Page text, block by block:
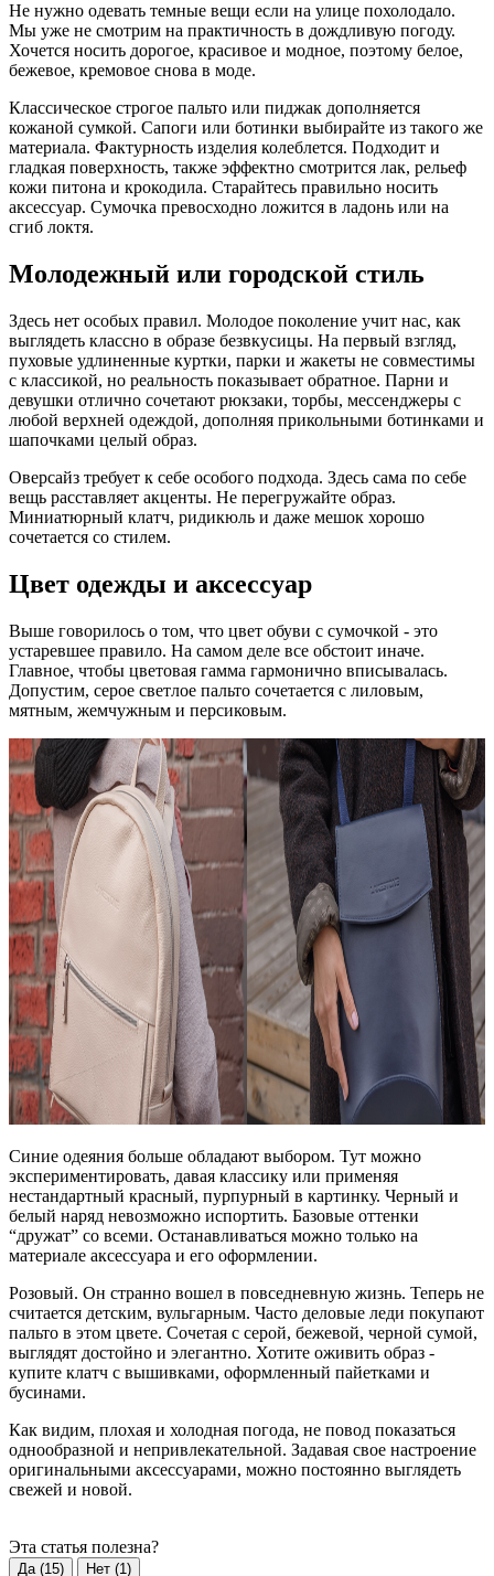
Не нужно одевать темные вещи если на улице похолодало.
Мы уже не смотрим на практичность в дождливую погоду.
Хочется носить дорогое, красивое и модное, поэтому белое,
бежевое, кремовое снова в моде.
Классическое строгое пальто или пиджак дополняется
кожаной сумкой. Сапоги или ботинки выбирайте из такого же
материала. Фактурность изделия колеблется. Подходит и
гладкая поверхность, также эффектно смотрится лак, рельеф
кожи питона и крокодила. Старайтесь правильно носить
аксессуар. Сумочка превосходно ложится в ладонь или на
сгиб локтя.
Молодежный или городской стиль
Здесь нет особых правил. Молодое поколение учит нас, как
выглядеть классно в образе безвкусицы. На первый взгляд,
пуховые удлиненные куртки, парки и жакеты не совместимы
с классикой, но реальность показывает обратное. Парни и
девушки отлично сочетают рюкзаки, торбы, мессенджеры с
любой верхней одеждой, дополняя прикольными ботинками и
шапочками целый образ.
Оверсайз требует к себе особого подхода. Здесь сама по себе
вещь расставляет акценты. Не перегружайте образ.
Миниатюрный клатч, ридикюль и даже мешок хорошо
сочетается со стилем.
Цвет одежды и аксессуар
Выше говорилось о том, что цвет обуви с сумочкой - это
устаревшее правило. На самом деле все обстоит иначе.
Главное, чтобы цветовая гамма гармонично вписывалась.
Допустим, серое светлое пальто сочетается с лиловым,
мятным, жемчужным и персиковым.
Синие одеяния больше обладают выбором. Тут можно
экспериментировать, давая классику или применяя
нестандартный красный, пурпурный в картинку. Черный и
белый наряд невозможно испортить. Базовые оттенки
“дружат” со всеми. Останавливаться можно только на
материале аксессуара и его оформлении.
Розовый. Он странно вошел в повседневную жизнь. Теперь не
считается детским, вульгарным. Часто деловые леди покупают
пальто в этом цвете. Сочетая с серой, бежевой, черной сумой,
выглядят достойно и элегантно. Хотите оживить образ -
купите клатч с вышивками, оформленный пайетками и
бусинами.
Как видим, плохая и холодная погода, не повод показаться
однообразной и непривлекательной. Задавая свое настроение
оригинальными аксессуарами, можно постоянно выглядеть
свежей и новой.
Эта статья полезна?
Да (15) Нет (1)